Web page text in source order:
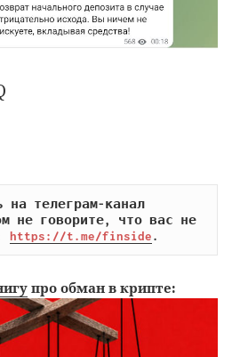
на телеграм-канал
не говорите, что вас не
https://t.me/finside.
про обман в крипте: